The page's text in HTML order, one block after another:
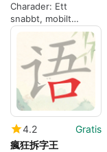
Charader: Ett
snabbt, mobilt
filmgissningspartispel
4.2
Gratis
瘋狂拆字王